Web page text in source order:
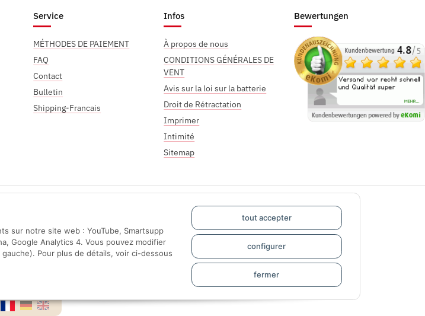
sur notre site web : YouTube, Smartsupp
Google Analytics 4. Vous pouvez modifier
Pour plus de détails, voir ci-dessous
tout accepter
configurer
fermer
Service
MÉTHODES DE PAIEMENT
FAQ
Contact
Bulletin
Shipping-Francais
Infos
À propos de nous
CONDITIONS GÉNÉRALES DE
VENT
Avis sur la loi sur la batterie
Droit de Rétractation
Imprimer
Intimité
Sitemap
Bewertungen